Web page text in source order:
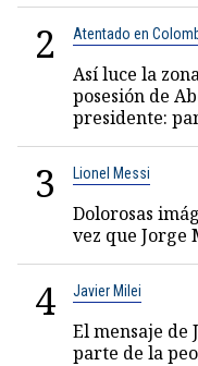
2 Atentado en
Así luce la
posesión de
presidente:
3 Lionel Messi
Dolorosas
vez que Jorge
4 Javier Milei
El mensaje de
parte de la